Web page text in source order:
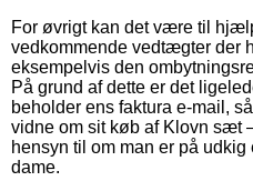
For øvrigt kan det være til
vedkommende vedtægter der
eksempelvis den
På grund af dette er det
beholder ens faktura e-mail,
vidne om sit køb af Klovn sæt
hensyn til om man er på
dame.